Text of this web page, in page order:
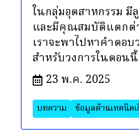
ในกลุ่มอุตสาหกรรม มี
และมีคุณสมบัติแตกต่
เราจะพาไปหาคำตอ
สำหรับวงการในตอนนี้
23 พ.ค. 2025
บทความ ข้อมูลด้านเทคนิค